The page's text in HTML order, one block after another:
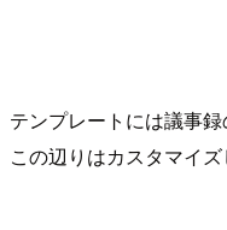
テンプレートには議事録
この辺りはカスタマイ